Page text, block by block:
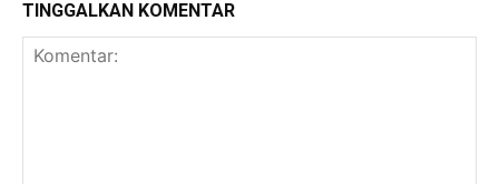
TINGGALKAN KOMENTAR